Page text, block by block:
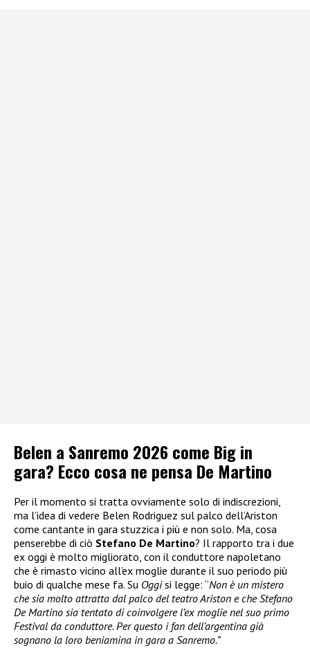
Belen a Sanremo 2026 come Big in
gara? Ecco cosa ne pensa De Martino
Per il momento si tratta ovviamente solo di indiscrezioni,
ma l’idea di vedere Belen Rodriguez sul palco dell’Ariston
come cantante in gara stuzzica i più e non solo. Ma, cosa
penserebbe di ciò Stefano De Martino? Il rapporto tra i due
ex oggi è molto migliorato, con il conduttore napoletano
che è rimasto vicino all’ex moglie durante il suo periodo più
buio di qualche mese fa. Su Oggisi legge: “Non è un mistero
che sia molto attratta dal palco del teatro Ariston e che Stefano
De Martino sia tentato di coinvolgere l’ex moglie nel suo primo
Festival da conduttore. Per questo i fan dell’argentina già
sognano la loro beniamina in gara a Sanremo.”